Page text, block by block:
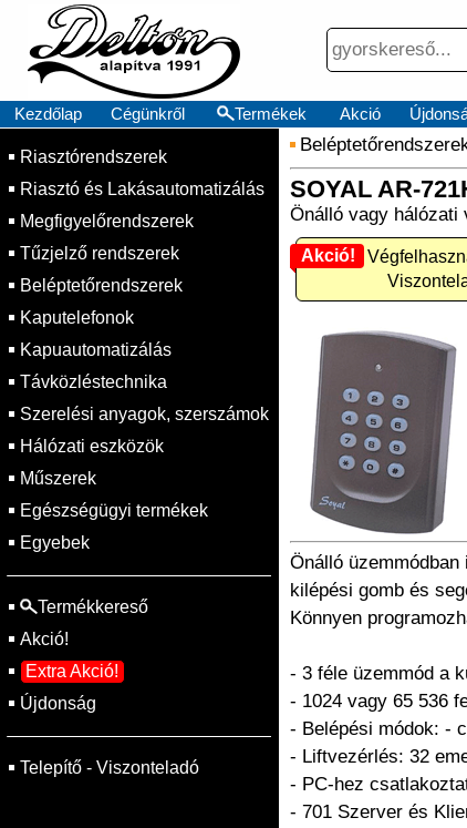
Kezdőlap Cégünkről Termékek Akció
Riasztórendszerek
Riasztó és Lakásautomatizálás
Megfigyelőrendszerek
Tűzjelző rendszerek
Beléptetőrendszerek
Kaputelefonok
Kapuautomatizálás
Távközléstechnika
Szerelési anyagok, szerszámok
Hálózati eszközök
Műszerek
Egészségügyi termékek
Egyebek
Termékkereső
Akció!
Extra Akció!
Újdonság
Telepítő - Viszonteladó
SOYAL AR-
Önálló vagy
Akció!
Akció!
Önálló
kilépési gomb és
Könnyen
- 3 féle üzemmód a
- 1024 vagy 65 536
- Belépési módok: -
- Liftvezérlés: 32
- PC-hez
- 701 Szerver és